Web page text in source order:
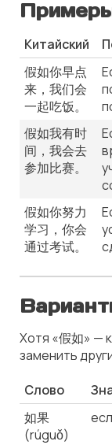
Китайский
假如你早点
来，我们会
一起吃饭。
假如我有时
间，我会去
参加比赛。
假如你努力
学习，你会
通过考试。
Хотя «假如» —
заменить
Слово
如果
(rúguǒ)